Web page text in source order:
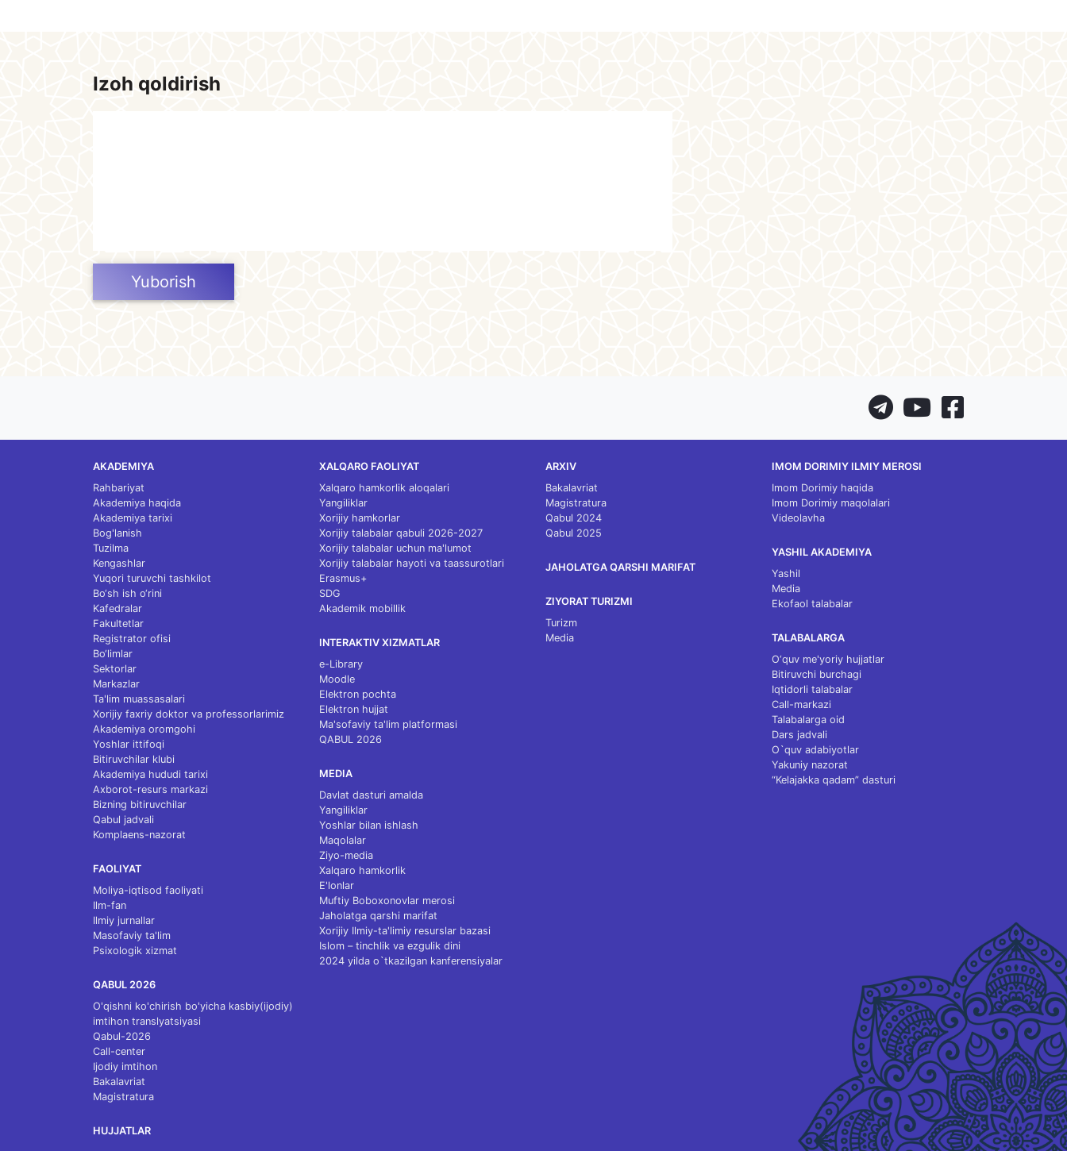
Izoh qoldirish
Yuborish
AKADEMIYA
Rahbariyat
Akademiya haqida
Akademiya tarixi
Bog'lanish
Tuzilma
Kengashlar
Yuqori turuvchi tashkilot
Bo‘sh ish o‘rini
Kafedralar
Fakultetlar
Registrator ofisi
Bo‘limlar
Sektorlar
Markazlar
Ta'lim muassasalari
Xorijiy faxriy doktor va professorlarimiz
Akademiya oromgohi
Yoshlar ittifoqi
Bitiruvchilar klubi
Akademiya hududi tarixi
Axborot-resurs markazi
Bizning bitiruvchilar
Qabul jadvali
Komplaens-nazorat
FAOLIYAT
Moliya-iqtisod faoliyati
Ilm-fan
Ilmiy jurnallar
Masofaviy ta'lim
Psixologik xizmat
QABUL 2026
O'qishni ko'chirish bo'yicha kasbiy(ijodiy)
imtihon translyatsiyasi
Qabul-2026
Call-center
Ijodiy imtihon
Bakalavriat
Magistratura
HUJJATLAR
XALQARO FAOLIYAT
Xalqaro hamkorlik aloqalari
Yangiliklar
Xorijiy hamkorlar
Xorijiy talabalar qabuli 2026-2027
Xorijiy talabalar uchun ma'lumot
Xorijiy talabalar hayoti va taassurotlari
Erasmus+
SDG
Akademik mobillik
INTERAKTIV XIZMATLAR
e-Library
Moodle
Elektron pochta
Elektron hujjat
Ma'sofaviy ta'lim platformasi
QABUL 2026
MEDIA
Davlat dasturi amalda
Yangiliklar
Yoshlar bilan ishlash
Maqolalar
Ziyo-media
Xalqaro hamkorlik
E'lonlar
Muftiy Boboxonovlar merosi
Jaholatga qarshi marifat
Xorijiy Ilmiy-ta'limiy resurslar bazasi
Islom – tinchlik va ezgulik dini
2024 yilda o`tkazilgan kanferensiyalar
ARXIV
Bakalavriat
Magistratura
Qabul 2024
Qabul 2025
JAHOLATGA QARSHI MARIFAT
ZIYORAT TURIZMI
Turizm
Media
IMOM DORIMIY ILMIY MEROSI
Imom Dorimiy haqida
Imom Dorimiy maqolalari
Videolavha
YASHIL AKADEMIYA
Yashil
Media
Ekofaol talabalar
TALABALARGA
O‘quv me'yoriy hujjatlar
Bitiruvchi burchagi
Iqtidorli talabalar
Call-markazi
Talabalarga oid
Dars jadvali
O`quv adabiyotlar
Yakuniy nazorat
“Kelajakka qadam” dasturi